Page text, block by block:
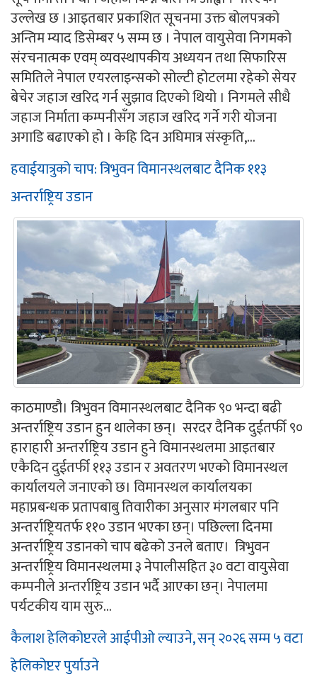
उल्लेख छ ।आइतबार प्रकाशित सूचनमा उक्त बोलपत्रको
अन्तिम म्याद डिसेम्बर ५ सम्म छ । नेपाल वायुसेवा निगमको
संरचनात्मक एवम् व्यवस्थापकीय अध्ययन तथा सिफारिस
समितिले नेपाल एयरलाइन्सको सोल्टी होटलमा रहेको सेयर
बेचेर जहाज खरिद गर्न सुझाव दिएको थियो । निगमले सीधै
जहाज निर्माता कम्पनीसँग जहाज खरिद गर्ने गरी योजना
अगाडि बढाएको हो । केहि दिन अघिमात्र संस्कृति,...
हवाईयात्रुको चाप: त्रिभुवन विमानस्थलबाट दैनिक ११३
अन्तर्राष्ट्रिय उडान
काठमाण्डौ। त्रिभुवन विमानस्थलबाट दैनिक ९० भन्दा बढी
अन्तर्राष्ट्रिय उडान हुन थालेका छन्। सरदर दैनिक दुईतर्फी ९०
हाराहारी अन्तर्राष्ट्रिय उडान हुने विमानस्थलमा आइतबार
एकैदिन दुईतर्फी ११३ उडान र अवतरण भएको विमानस्थल
कार्यालयले जनाएको छ। विमानस्थल कार्यालयका
महाप्रबन्धक प्रतापबाबु तिवारीका अनुसार मंगलबार पनि
अन्तर्राष्ट्रियतर्फ ११० उडान भएका छन्। पछिल्ला दिनमा
अन्तर्राष्ट्रिय उडानको चाप बढेको उनले बताए। त्रिभुवन
अन्तर्राष्ट्रिय विमानस्थलमा ३ नेपालीसहित ३० वटा वायुसेवा
कम्पनीले अन्तर्राष्ट्रिय उडान भर्दै आएका छन्। नेपालमा
पर्यटकीय याम सुरु...
कैलाश हेलिकोप्टरले आईपीओ ल्याउने, सन् २०२६ सम्म ५ वटा
हेलिकोप्टर पुर्याउने